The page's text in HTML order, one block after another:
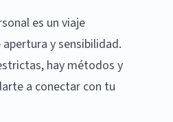
es un viaje
y sensibilidad.
hay métodos y
a conectar con tu